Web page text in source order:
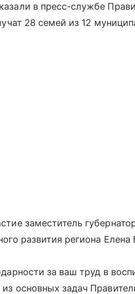
в пресс-службе
28 семей из 12
заместитель
развития региона Елена
за ваш труд в
основных задач